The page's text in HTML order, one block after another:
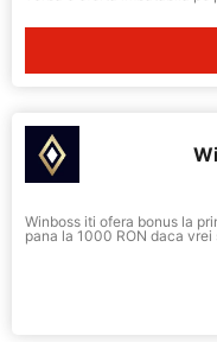
Winboss iti ofera bonus la
pana la 1000 RON daca